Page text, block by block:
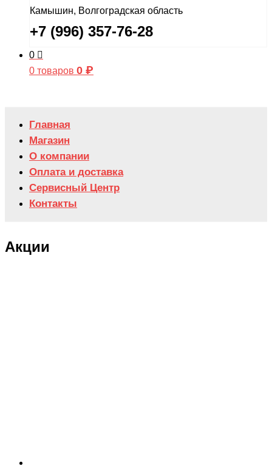
Камышин, Волгоградская область
+7 (996) 357-76-28
0
0 товаров 0 ₽
Главная
Магазин
О компании
Оплата и доставка
Сервисный Центр
Контакты
Акции